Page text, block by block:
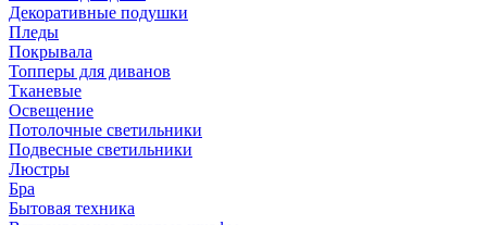
Декоративные подушки
Пледы
Покрывала
Топперы для диванов
Тканевые
Освещение
Потолочные светильники
Подвесные светильники
Люстры
Бра
Бытовая техника